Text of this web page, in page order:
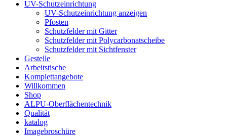
UV-Schutzeinrichtung
UV-Schutzeinrichtung anzeigen
Pfosten
Schutzfelder mit Gitter
Schutzfelder mit Polycarbonatscheibe
Schutzfelder mit Sichtfenster
Gestelle
Arbeitstische
Komplettangebote
Willkommen
Shop
ALPU-Oberflächentechnik
Qualität
katalog
Imagebroschüre